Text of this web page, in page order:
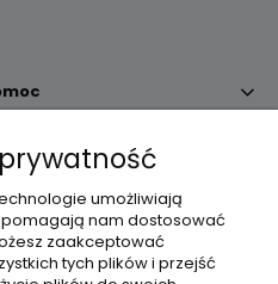
konto
i dostawa
umożliwiają
nam dostosować
zaakceptować
tych plików i przejść